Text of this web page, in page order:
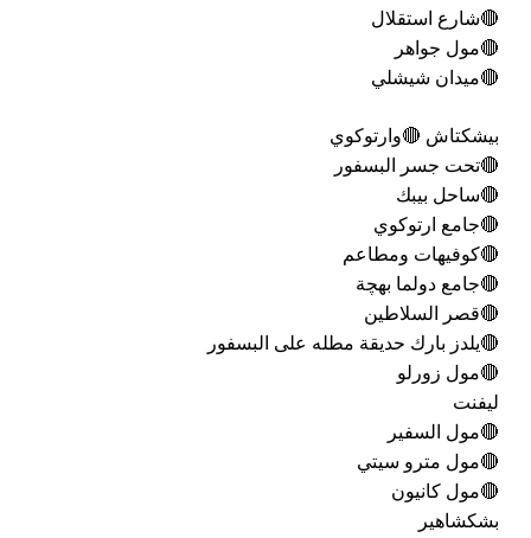
🔴شارع استقلال
🔴مول جواهر
🔴ميدان شيشلي
بيشكتاش 🔴وارتوكوي
🔴تحت جسر البسفور
🔴ساحل بيبك
🔴جامع ارتوكوي
🔴كوفيهات ومطاعم
🔴جامع دولما بهچة
🔴قصر السلاطين
🔴يلدز بارك حديقة مطله على البسفور
🔴مول زورلو
ليفنت
🔴مول السفير
🔴مول مترو سيتي
🔴مول كانيون
بشكشاهير